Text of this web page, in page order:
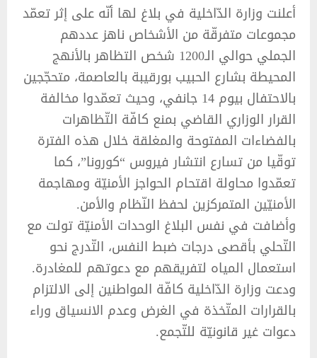
أعلنت وزارة الدّاخلية في بلاغ لها أنّه على إثر تعمّد
مجموعات متفرقّة من الأشخاص ناهز عددهم
الجملي حوالي الـ1200 شخص التظاهر بالأنهج
المحيطة بشارع الحبيب بورقيبة بالعاصمة، متحجّجين
بالاحتفال بيوم 14 جانفي، وحيث تعمّدوا مخالفة
القرار الوزاري القاضي بمنع كافّة التّظاهرات
بالفضاءات المفتوحة والمغلقة خلال هذه الفترة
توقّيا من تسارع انتشار فيروس “كورونا”، كما
تعمّدوا محاولة اقتحام الحواجز الأمنيّة ومهاجمة
الأمنيّين المتمركزين لحفظ النّظام والأمن.
وأضافت في نفس البلاغ الوحدات الأمنيّة تولت مع
التّحلي بأقصى درجات ضبط النفس، التّدرج نحو
استعمال المياه لتفريقهم مع دعوتهم للمغادرة.
ودعت وزارة الدّاخلية كافّة المواطنين إلى الالتزام
بالقرارات المتّخذة في الغرض وعدم الانسياق وراء
دعوات غير قانونيّة للتّجمع.